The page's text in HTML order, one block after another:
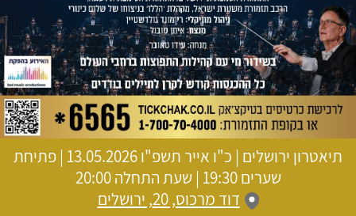
תיאטרון ירושלים | כ"ו אייר תשפ"ו
13.05.2026 | פתיחת
שערים 19:30 | שעת התחלה 20:00
דוד מרכוס, 20, ירושלים